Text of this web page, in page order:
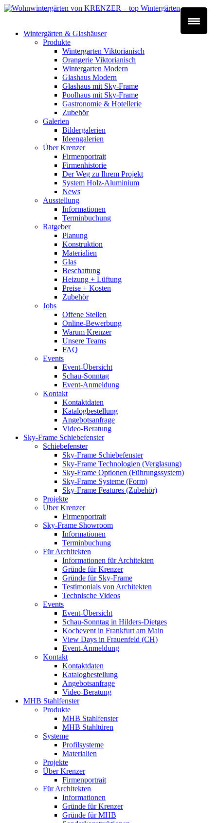
Wintergärten & Glashäuser
Produkte
Wintergarten Viktorianisch
Orangerie Viktorianisch
Wintergarten Modern
Glashaus Modern
Glashaus mit Sky-Frame
Poolhaus mit Sky-Frame
Gastronomie & Hotellerie
Zubehör
Galerien
Bildergalerien
Ideengalerien
Über Krenzer
Firmenportrait
Firmenhistorie
Der Weg zu Ihrem Projekt
System Holz-Aluminium
News
Ausstellung
Informationen
Terminbuchung
Ratgeber
Planung
Konstruktion
Materialien
Glas
Beschattung
Heizung + Lüftung
Preise + Kosten
Zubehör
Jobs
Offene Stellen
Online-Bewerbung
Warum Krenzer
Unsere Teams
FAQ
Events
Event-Übersicht
Schau-Sonntag
Event-Anmeldung
Kontakt
Kontaktdaten
Katalogbestellung
Angebotsanfrage
Video-Beratung
Sky-Frame Schiebefenster
Schiebefenster
Sky-Frame Schiebefenster
Sky-Frame Technologien (Verglasung)
Sky-Frame Optionen (Führungssystem)
Sky-Frame Systeme (Form)
Sky-Frame Features (Zubehör)
Projekte
Über Krenzer
Firmenportrait
Sky-Frame Showroom
Informationen
Terminbuchung
Für Architekten
Informationen für Architekten
Gründe für Krenzer
Gründe für Sky-Frame
Testimonials von Architekten
Technische Videos
Events
Event-Übersicht
Schau-Sonntag in Hilders-Dietges
Kochevent in Frankfurt am Main
View Days in Frauenfeld (CH)
Event-Anmeldung
Kontakt
Kontaktdaten
Katalogbestellung
Angebotsanfrage
Video-Beratung
MHB Stahlfenster
Produkte
MHB Stahlfenster
MHB Stahltüren
Systeme
Profilsysteme
Materialien
Projekte
Über Krenzer
Firmenportrait
Für Architekten
Informationen
Gründe für Krenzer
Gründe für MHB